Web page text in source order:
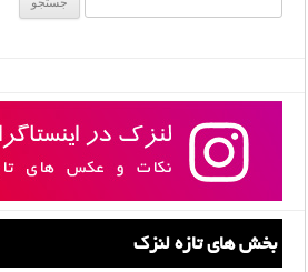
بخش های تازه لنزک